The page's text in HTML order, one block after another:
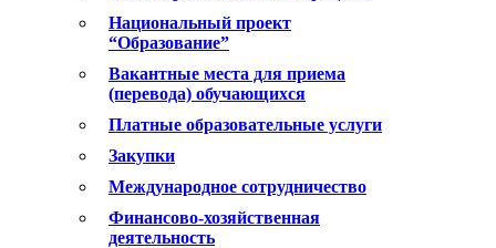
Национальный проект
“Образование”
Вакантные места для приема
(перевода) обучающихся
Платные образовательные услуги
Закупки
Международное сотрудничество
Финансово-хозяйственная
деятельность